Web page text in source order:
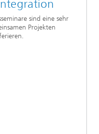
sind eine sehr
Projekten